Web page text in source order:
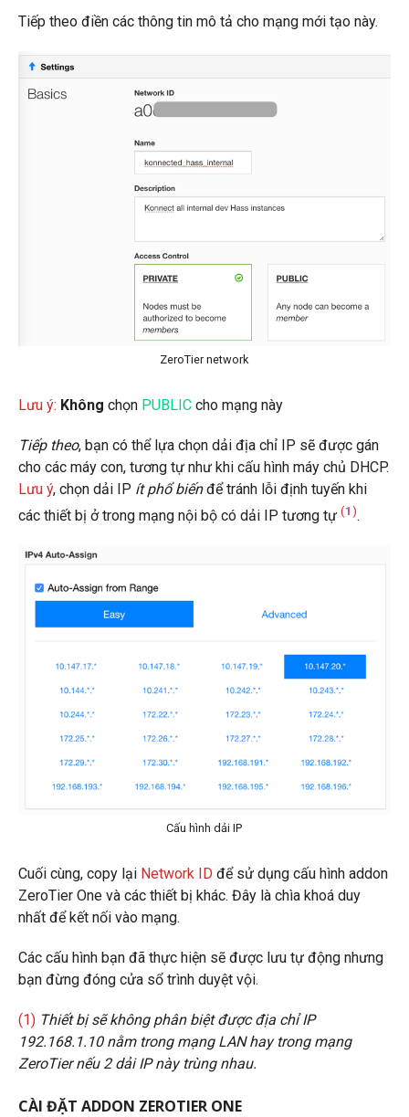
Tiếp theo điền các thông tin mô tả cho mạng mới tạo này.
ZeroTier network
Lưu ý: Không chọn PUBLICcho mạng này
Tiếp theo, bạn có thể lựa chọn dải địa chỉ IP sẽ được gán
cho các máy con, tương tự như khi cấu hình máy chủ DHCP.
Lưu ý, chọn dải IP ít phổ biếnđể tránh lỗi định tuyến khi
các thiết bị ở trong mạng nội bộ có dải IP tương tự (1 ).
Cấu hình dải IP
Cuối cùng, copy lại Network ID để sử dụng cấu hình addon
ZeroTier One và các thiết bị khác. Đây là chìa khoá duy
nhất để kết nối vào mạng.
Các cấu hình bạn đã thực hiện sẽ được lưu tự động nhưng
bạn đừng đóng cửa sổ trình duyệt vội.
(1) Thiết bị sẽ không phân biệt được địa chỉ IP
192.168.1.10 nằm trong mạng LAN hay trong mạng
ZeroTier nếu 2 dải IP này trùng nhau.
CÀI ĐẶT ADDON ZEROTIER ONE